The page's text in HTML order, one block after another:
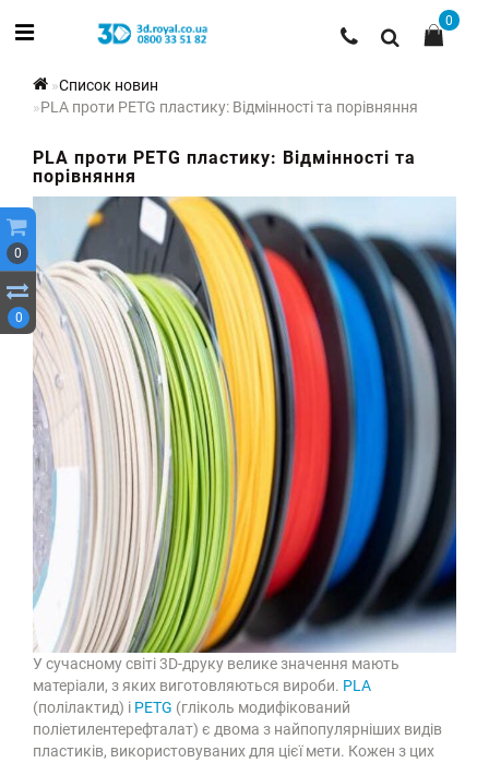
0
0
0
Список новин
PLA проти PETG пластику: Відмінності та порівняння
PLA проти PETG пластику: Відмінності та
порівняння
У сучасному світі 3D-друку велике значення мають
матеріали, з яких виготовляються вироби. PLA
(полілактид) і PETG (гліколь модифікований
поліетилентерефталат) є двома з найпопулярніших видів
пластиків, використовуваних для цієї мети. Кожен з цих